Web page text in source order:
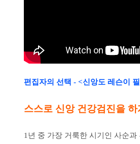
편집자의 선택 - <신앙도 레슨이
스스로 신앙 건강검진을 하
1년 중 가장 거룩한 시기인 사순